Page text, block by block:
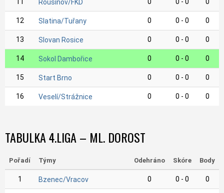
Rousínov/FKD
12 Slatina/Tuřany 0 0 - 0 0
13 Slovan Rosice 0 0 - 0 0
14 Sokol Dambořice 0 0 - 0 0
15 Start Brno 0 0 - 0 0
16 Veselí/Strážnice 0 0 - 0 0
TABULKA 4.LIGA – ML. DOROST
Pořadí Týmy Odehráno Skóre Body
1 Bzenec/Vracov 0 0 - 0 0